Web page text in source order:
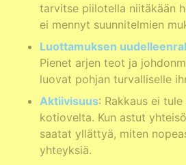
tarvitse piilotella niitäkään
ei mennyt suunnitelmien
Luottamuksen
Pienet arjen teot ja
luovat pohjan turvalliselle
Aktiivisuus: Rakkaus ei
kotiovelta. Kun astut
saatat yllättyä, miten
yhteyksiä.